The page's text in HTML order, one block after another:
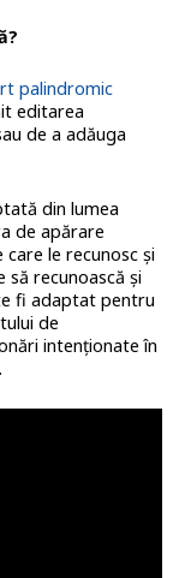
palindromic
editarea
de a adăuga
din lumea
de apărare
le recunosc şi
să recunoască şi
fi adaptat pentru
de
intenţionate în